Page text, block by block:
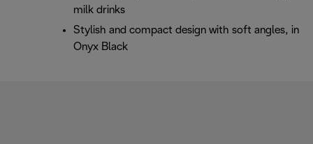
milk drinks
Stylish and compact design with soft angles, in
Onyx Black